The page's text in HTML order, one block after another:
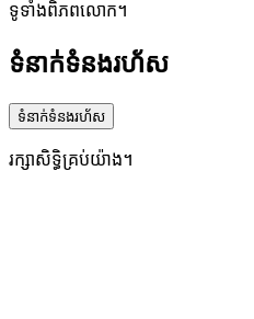
ទូទាំងពិភពលោក។
ទំនាក់ទំនងរហ័ស
ទំនាក់ទំនងរហ័ស
រក្សាសិទ្ធិគ្រប់យ៉ាង។